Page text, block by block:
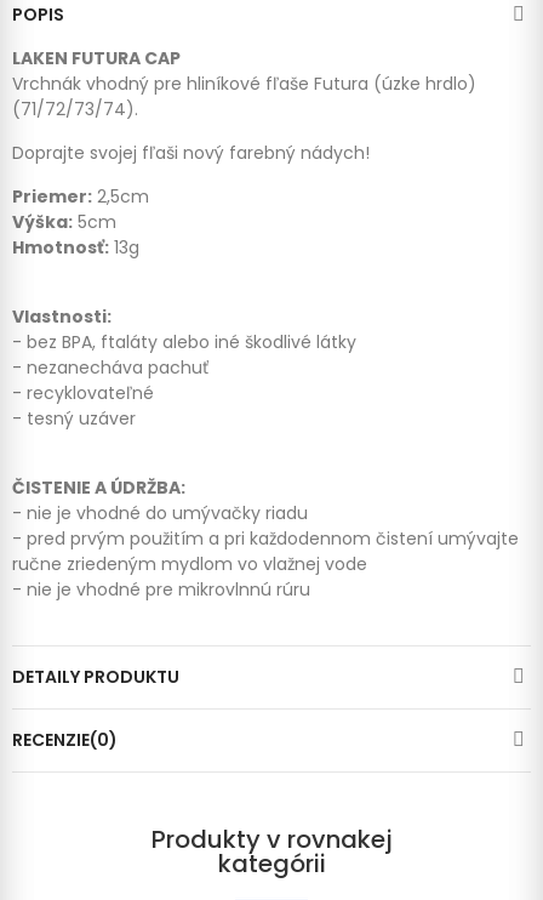
POPIS
LAKEN FUTURA CAP
Vrchnák vhodný pre hliníkové fľaše Futura (úzke hrdlo)
(71/72/73/74).
Doprajte svojej fľaši nový farebný nádych!
Priemer: 2,5cm
Výška: 5cm
Hmotnosť: 13g
Vlastnosti:
- bez BPA, ftaláty alebo iné škodlivé látky
- nezanecháva pachuť
- recyklovateľné
- tesný uzáver
ČISTENIE A ÚDRŽBA:
- nie je vhodné do umývačky riadu
- pred prvým použitím a pri každodennom čistení umývajte
ručne zriedeným mydlom vo vlažnej vode
- nie je vhodné pre mikrovlnnú rúru
DETAILY PRODUKTU
RECENZIE(0)
Produkty v rovnakej
kategórii